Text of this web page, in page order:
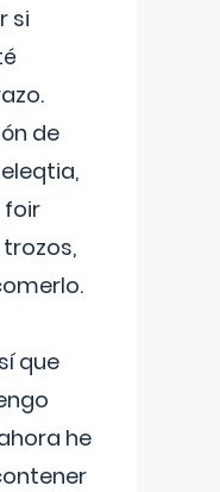
si
de
foir
que
he